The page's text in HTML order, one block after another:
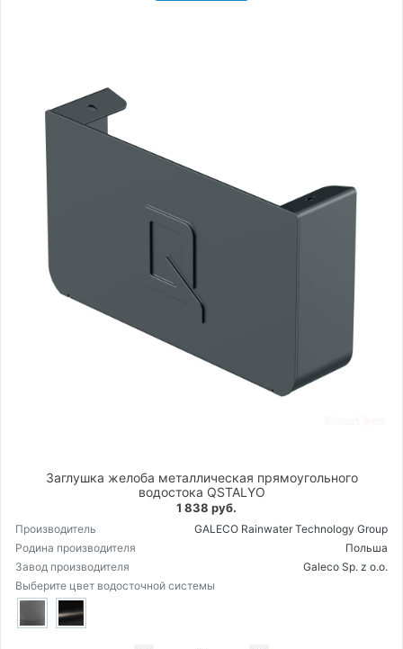
Заглушка желоба металлическая прямоугольного
водостока QSTALYO
1 838 руб.
Производитель
GALECO Rainwater Technology Group
Родина производителя
Польша
Завод производителя
Galeco Sp. z o.o.
Выберите цвет водосточной системы